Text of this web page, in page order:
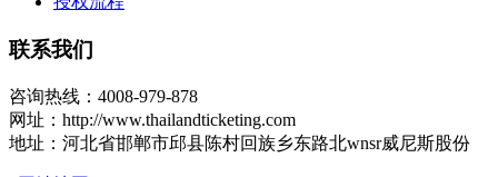
联系我们
咨询热线：4008-979-878
网址：http://www.thailandticketing.com
地址：河北省邯郸市邱县陈村回族乡东路北wnsr威尼斯股份